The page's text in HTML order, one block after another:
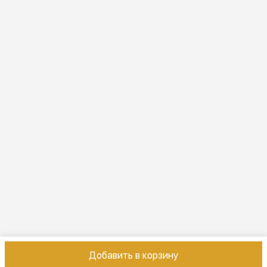
Добавить в корзину
ДоставкаПравила возврата